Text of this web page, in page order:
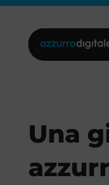
Posizioni aperte
Una